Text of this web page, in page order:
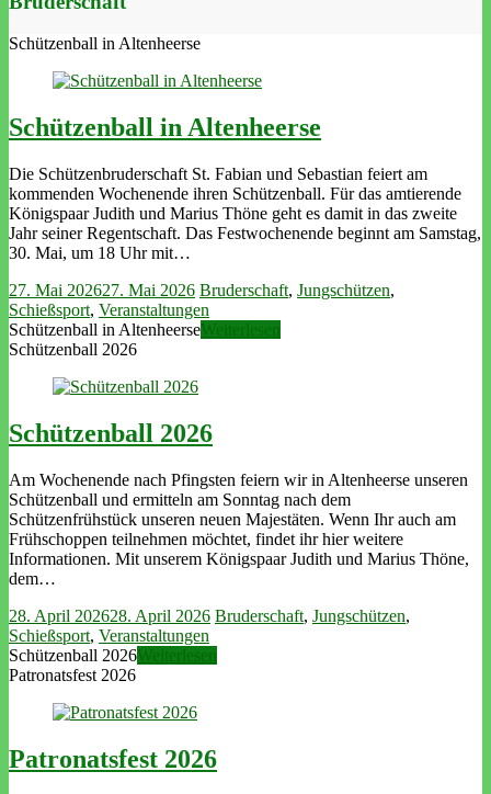
Schützenball in Altenheerse
Schützenball in Altenheerse
Die Schützenbruderschaft St. Fabian und Sebastian feiert am
kommenden Wochenende ihren Schützenball. Für das amtierende
Königspaar Judith und Marius Thöne geht es damit in das zweite
Jahr seiner Regentschaft. Das Festwochenende beginnt am Samstag,
30. Mai, um 18 Uhr mit…
27. Mai 202627. Mai 2026 Bruderschaft, Jungschützen,
Schießsport, Veranstaltungen
Schützenball in Altenheerse
Schützenball 2026
Schützenball 2026
Am Wochenende nach Pfingsten feiern wir in Altenheerse unseren
Schützenball und ermitteln am Sonntag nach dem
Schützenfrühstück unseren neuen Majestäten. Wenn Ihr auch am
Frühschoppen teilnehmen möchtet, findet ihr hier weitere
Informationen. Mit unserem Königspaar Judith und Marius Thöne,
dem…
28. April 202628. April 2026 Bruderschaft, Jungschützen,
Schießsport, Veranstaltungen
Schützenball 2026
Patronatsfest 2026
Patronatsfest 2026